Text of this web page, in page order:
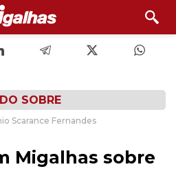
SOBRE
Scarance Fernandes
Migalhas sobre